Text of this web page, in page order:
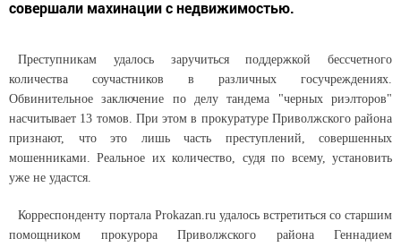
совершали махинации с недвижимостью.
Преступникам удалось заручиться поддержкой бессчетного
количества соучастников в различных госучреждениях.
Обвинительное заключение по делу тандема "черных риэлторов"
насчитывает 13 томов. При этом в прокуратуре Приволжского района
признают, что это лишь часть преступлений, совершенных
мошенниками. Реальное их количество, судя по всему, установить
уже не удастся.
Корреспонденту портала Prokazan.ru удалось встретиться со старшим
помощником прокурора Приволжского района Геннадием